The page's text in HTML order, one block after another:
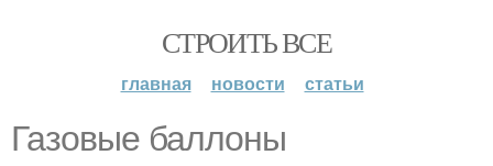
СТРОИТЬ ВСЕ
главная новости статьи
Газовые баллоны